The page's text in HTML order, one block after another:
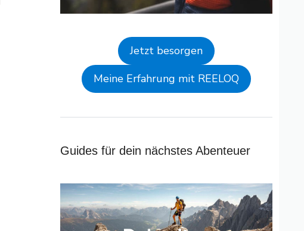
Jetzt besorgen
Meine Erfahrung mit REELOQ
Guides für dein nächstes Abenteuer